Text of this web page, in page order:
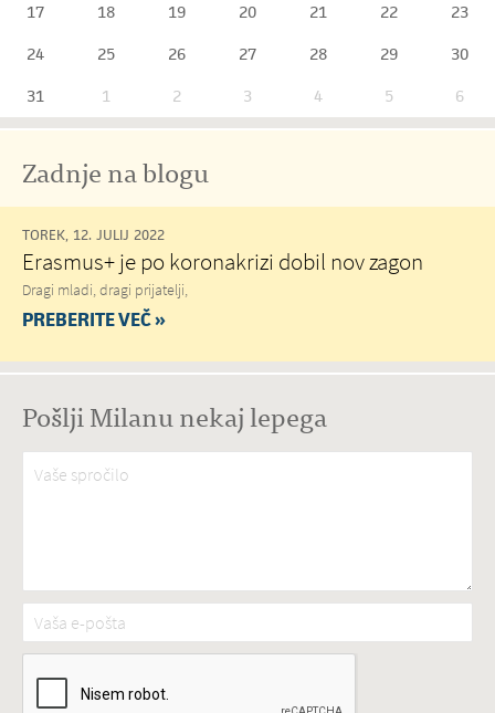
17
18 19 20 21 22
23
24
25 26 27 28 29
30
31
1 2 3 4 5 6
Zadnje na blogu
TOREK, 12. JULIJ 2022
Erasmus+ je po koronakrizi dobil nov zagon
Dragi mladi, dragi prijatelji,
PREBERITE VEČ »
Pošlji Milanu nekaj lepega
Vaše spročilo*
Vaša e-pošta*